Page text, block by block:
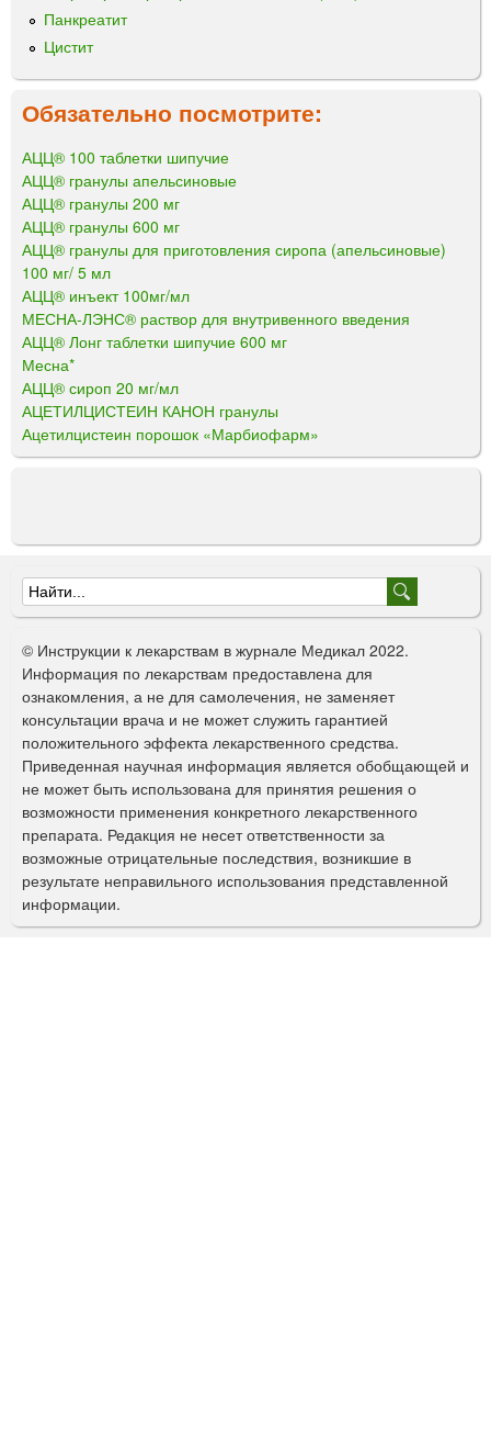
Панкреатит
Цистит
Обязательно посмотрите:
АЦЦ® 100 таблетки шипучие
АЦЦ® гранулы апельсиновые
АЦЦ® гранулы 200 мг
АЦЦ® гранулы 600 мг
АЦЦ® гранулы для приготовления сиропа (апельсиновые)
100 мг/ 5 мл
АЦЦ® инъект 100мг/мл
МЕСНА-ЛЭНС® раствор для внутривенного введения
АЦЦ® Лонг таблетки шипучие 600 мг
Месна*
АЦЦ® сироп 20 мг/мл
АЦЕТИЛЦИСТЕИН КАНОН гранулы
Ацетилцистеин порошок «Марбиофарм»
Ф
о
р
м
а
п
о
и
с
к
© Инструкции к лекарствам в журнале Медикал 2022.
Информация по лекарствам предоставлена для
ознакомления, а не для самолечения, не заменяет
консультации врача и не может служить гарантией
положительного эффекта лекарственного средства.
Приведенная научная информация является обобщающей и
не может быть использована для принятия решения о
возможности применения конкретного лекарственного
препарата. Редакция не несет ответственности за
возможные отрицательные последствия, возникшие в
результате неправильного использования представленной
информации.